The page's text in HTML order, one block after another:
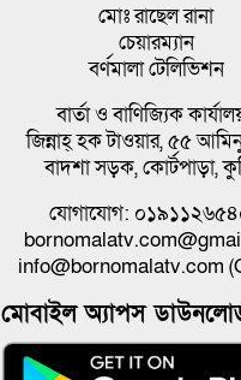
মোঃ রাছেল রানা
চেয়ারম্যান
বর্ণমালা টেলিভিশন
বার্তা ও বাণিজ্যিক
জিন্নাহ্ হক টাওয়ার, ৫৫
বাদশা সড়ক, কোর্টপাড়া,
যোগাযোগ:
info@bornomalatv.com
মোবাইল অ্যাপস